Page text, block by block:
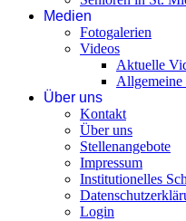
Medien
Fotogalerien
Videos
Aktuelle
Allgemeine
Über uns
Kontakt
Über uns
Stellenangebote
Impressum
Institutionelles
Login